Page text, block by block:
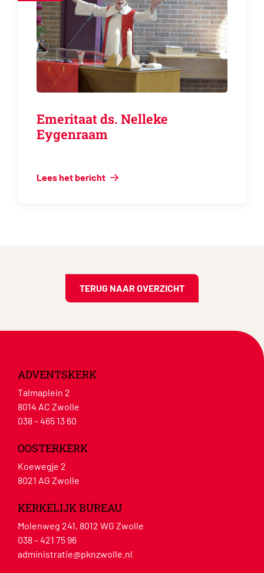
Emeritaat ds. Nelleke
Eygenraam
Lees het bericht
TERUG NAAR OVERZICHT
ADVENTSKERK
Talmaplein 2
8014 AC Zwolle
038 – 465 13 60
OOSTERKERK
Koewegje 2
8021 AG Zwolle
KERKELIJK BUREAU
Molenweg 241, 8012 WG Zwolle
038 – 421 75 96
administratie@pknzwolle.nl